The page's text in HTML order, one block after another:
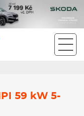
59 kW 5-